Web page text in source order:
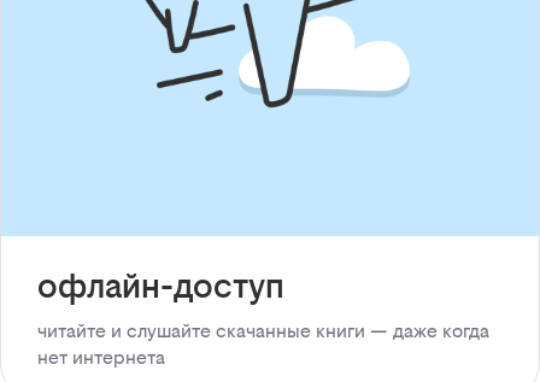
офлайн-доступ
читайте и слушайте скачанные книги — даже когда
нет интернета